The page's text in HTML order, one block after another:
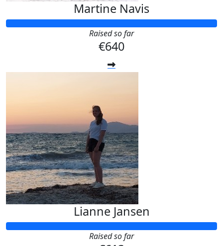
Martine Navis
Raised so far
€640
Lianne Jansen
Raised so far